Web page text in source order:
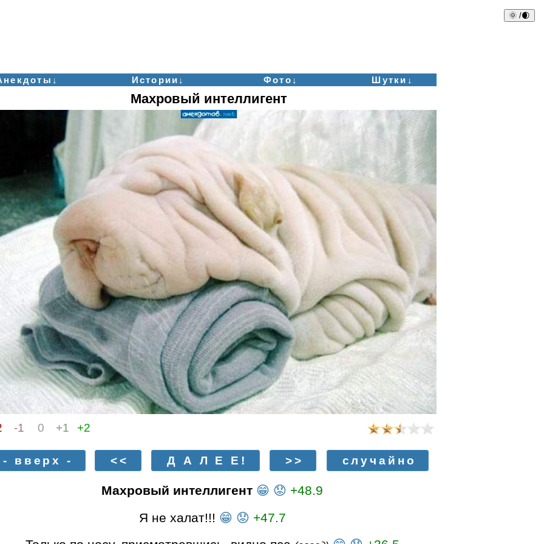
🌞 /🌒
Истории↓ Фото↓ Шутки↓
Махровый интеллигент
-1 0 +1 +2
- вверх - << Д А Л Е Е! >> случайно
Махровый интеллигент 😁 😟 +48.9
Я не халат!!! 😁 😟 +47.7